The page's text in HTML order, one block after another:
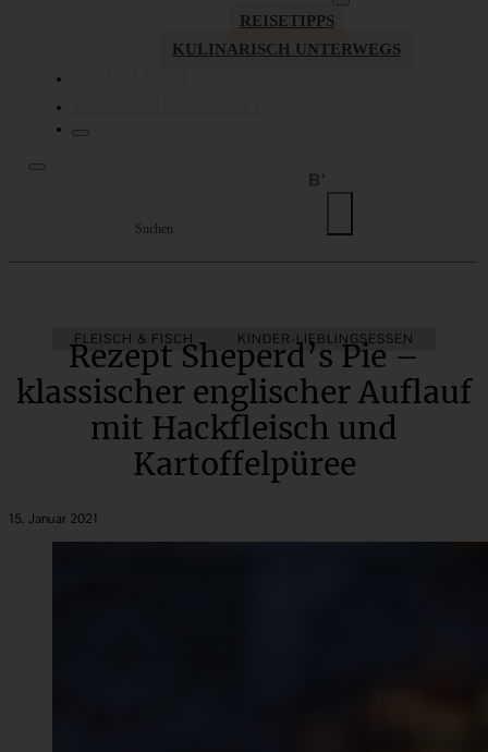
REISETIPPS
KULINARISCH UNTERWEGS
FLEISCH & FISCH KINDER-LIEBLINGSESSEN
Rezept Sheperd’s Pie –
klassischer englischer Auflauf
mit Hackfleisch und
Kartoffelpüree
15. Januar 2021